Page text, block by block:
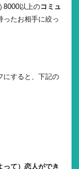
8000以上のコミュ
ったお相手に絞っ
にすると、下記の
って）恋人ができ